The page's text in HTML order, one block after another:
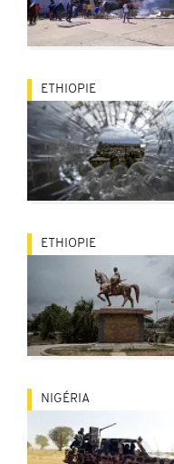
ETHIOPIE
ETHIOPIE
NIGÉRIA